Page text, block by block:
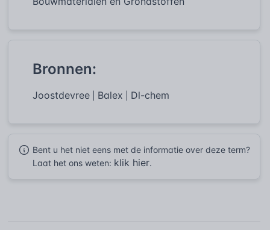
Bronnen:
Joostdevree Balex Dl-chem
Bent u het niet eens met de informatie over deze term?
Laat het ons weten: klik hier.